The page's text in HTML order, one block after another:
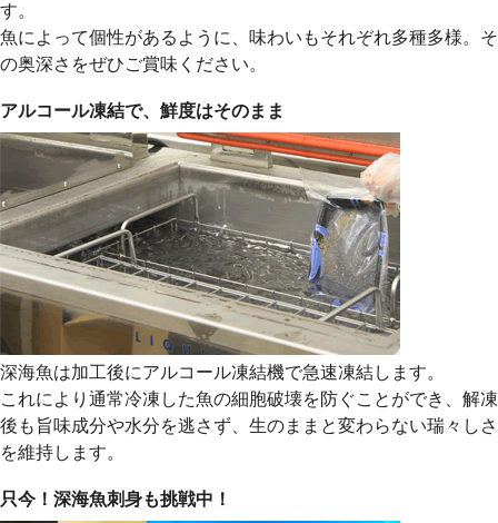
す。
魚によって個性があるように、味わいもそれぞれ多種多様。そ
の奥深さをぜひご賞味ください。
アルコール凍結で、鮮度はそのまま
深海魚は加工後にアルコール凍結機で急速凍結します。
これにより通常冷凍した魚の細胞破壊を防ぐことができ、解凍
後も旨味成分や水分を逃さず、生のままと変わらない瑞々しさ
を維持します。
只今！深海魚刺身も挑戦中！